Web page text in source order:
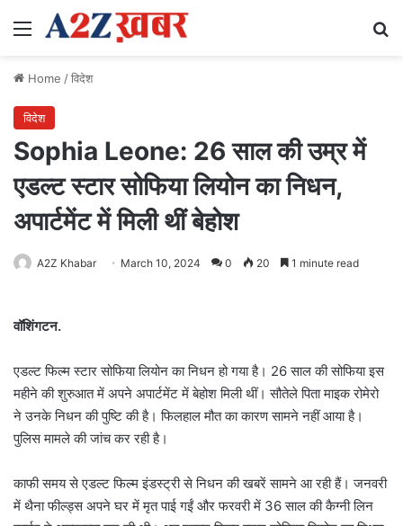
Menu
Home /विदेश
विदेश
Sophia Leone: 26 साल की उम्र में
एडल्ट स्टार सोफिया लियोन का निधन,
अपार्टमेंट में मिली थीं बेहोश
A2Z Khabar March 10, 2024 0 20 1 minute read
वॉशिंगटन.
एडल्ट फिल्म स्टार सोफिया लियोन का निधन हो गया है। 26 साल की सोफिया इस
महीने की शुरुआत में अपने अपार्टमेंट में बेहोश मिली थीं। सौतेले पिता माइक रोमेरो
ने उनके निधन की पुष्टि की है। फिलहाल मौत का कारण सामने नहीं आया है।
पुलिस मामले की जांच कर रही है।
काफी समय से एडल्ट फिल्म इंडस्ट्री से निधन की खबरें सामने आ रही हैं। जनवरी
में थैना फील्ड्स अपने घर में मृत पाई गईं और फरवरी में 36 साल की कैग्नी लिन